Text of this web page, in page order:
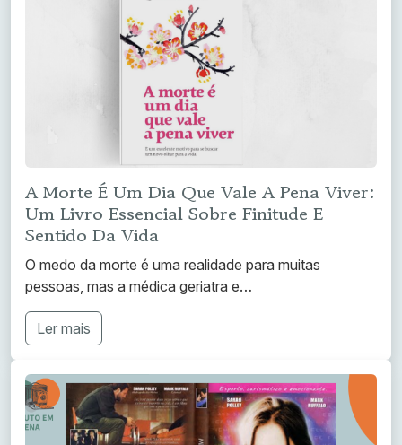
A Morte É Um Dia Que Vale A Pena Viver:
Um Livro Essencial Sobre Finitude E
Sentido Da Vida
O medo da morte é uma realidade para muitas
pessoas, mas a médica geriatra e…
Ler mais